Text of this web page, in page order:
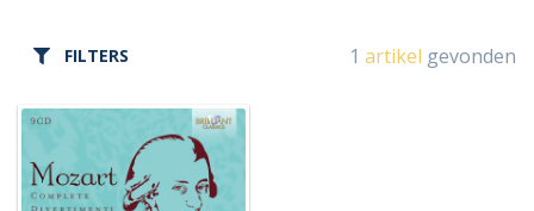
FILTERS 1 artikel gevonden